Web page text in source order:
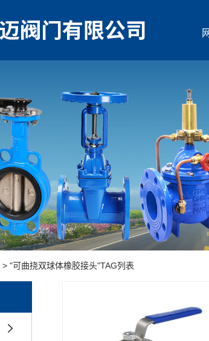
> "可曲挠双球体橡胶接头"TAG列表